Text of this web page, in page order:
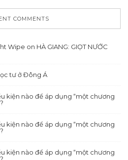
COMMENTS
Wipe on HÀ GIANG: GIỌT NƯỚC
tư ở Đông Á
kiện nào để áp dụng “một chương
kiện nào để áp dụng “một chương
kiện nào để áp dụng “một chương